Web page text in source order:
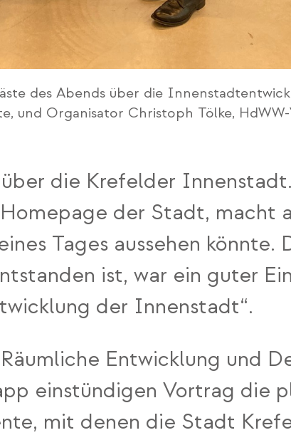
des Abends über die
und Organisator Christoph Tölke,
die Krefelder
der Stadt, macht
Tages aussehen könnte.
ist, war ein guter
der Innenstadt“.
Entwicklung und
einstündigen Vortrag die
mit denen die Stadt